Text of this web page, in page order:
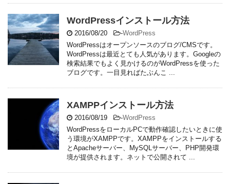
WordPressインストール方法
2016/08/20 -WordPress
WordPressはオープンソースのブログ/CMSです。
WordPressは最近とても人気があります。Googleの
検索結果でもよく見かけるのがWordPressを使った
ブログです。一目見ればたぶんこ ...
XAMPPインストール方法
2016/08/19 -WordPress
WordPressをローカルPCで動作確認したいときに使
う環境がXAMPPです。XAMPPをインストールする
とApacheサーバー、MySQLサーバー、PHP開発環
境が提供されます。ネットで公開されて ...